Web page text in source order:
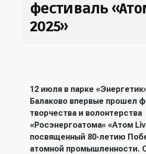
фестиваль
2025»
12 июля в парке
Балаково впервые прошел
творчества и волонтерства
«Росэнергоатома» «Атом
посвященный 80-летию
атомной промышленности.